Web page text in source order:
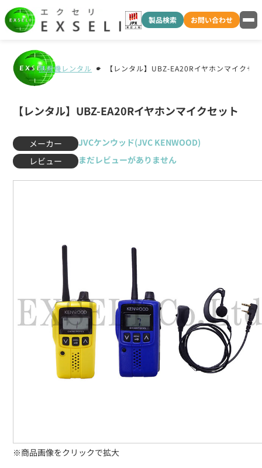
製品検索 お問い合わせ
無線機レンタル 【レンタル】UBZ-EA20Rイヤホンマイクセ
【レンタル】UBZ-EA20Rイヤホンマイクセット
メーカー
JVCケンウッド(JVC KENWOOD)
レビュー
まだレビューがありません
※商品画像をクリックで拡大